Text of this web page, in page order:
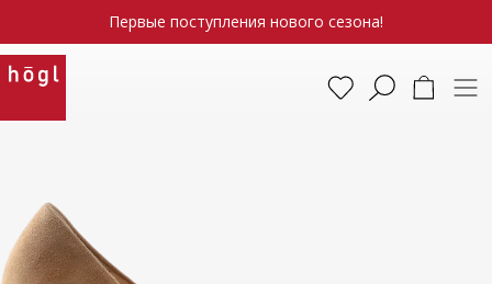
Первые поступления нового сезона!